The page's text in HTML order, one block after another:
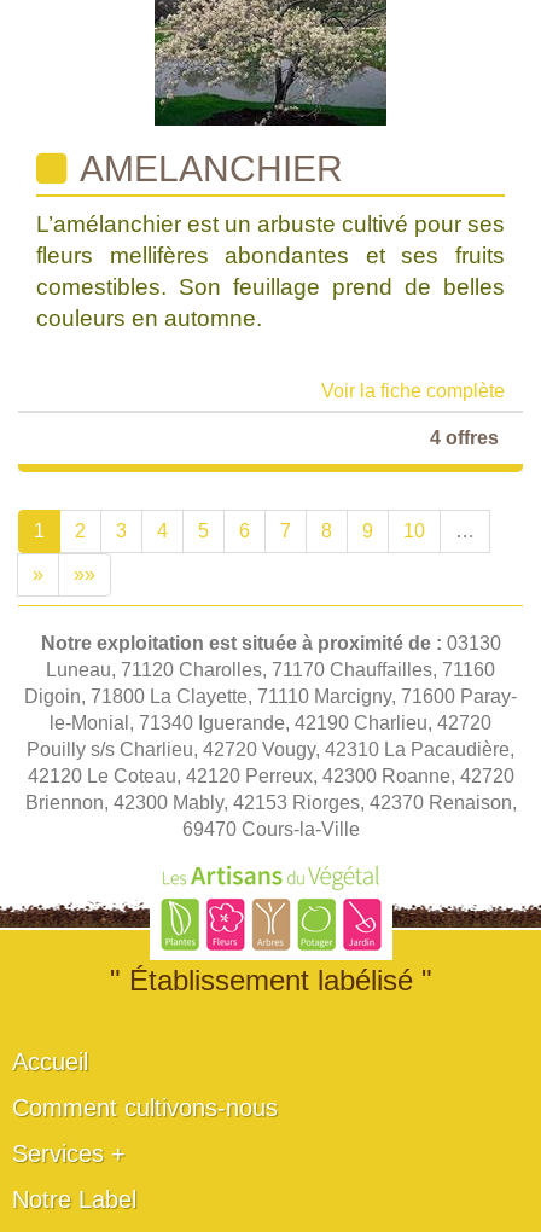
AMELANCHIER
L’amélanchier est un arbuste cultivé pour ses
fleurs mellifères abondantes et ses fruits
comestibles. Son feuillage prend de belles
couleurs en automne.
Voir la fiche complète
4 offres
1 2 3 4 5 6 7 8 9 10 …
» »»
Notre exploitation est située à proximité de : 03130
Luneau, 71120 Charolles, 71170 Chauffailles, 71160
Digoin, 71800 La Clayette, 71110 Marcigny, 71600 Paray-
le-Monial, 71340 Iguerande, 42190 Charlieu, 42720
Pouilly s/s Charlieu, 42720 Vougy, 42310 La Pacaudière,
42120 Le Coteau, 42120 Perreux, 42300 Roanne, 42720
Briennon, 42300 Mably, 42153 Riorges, 42370 Renaison,
69470 Cours-la-Ville
" Établissement labélisé "
Accueil
Comment cultivons-nous
Services +
Notre Label